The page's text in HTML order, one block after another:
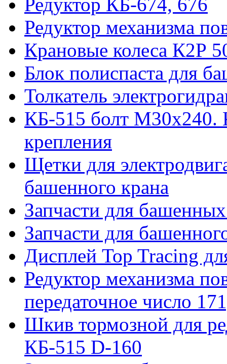
Редуктор механизма
Крановые колеса К2Р
Блок полиспаста для
Толкатель
КБ-515 болт М30х240.
крепления
Щетки для
башенного крана
Запчасти для
Запчасти для
Дисплей Top Tracing
Редуктор механизма
передаточное число
Шкив тормозной для
КБ-515 D-160